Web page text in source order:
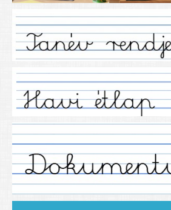
Tanáraink
Tanéveink
Régebbi tanéveink
2021/2022 tanév
2013/2014. tanév
2014/2015. tanév
2015/2016. tanév
2016/2017 tanév